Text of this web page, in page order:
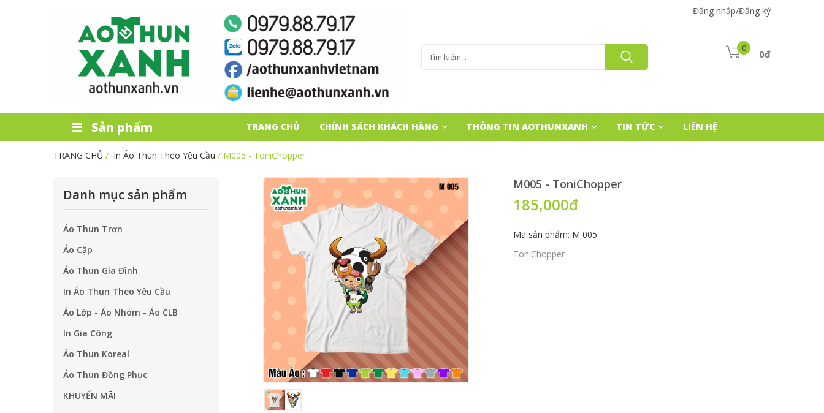
Đăng nhập/Đăng ký
0 0đ
Sản phẩm TRANG CHỦ CHÍNH SÁCH KHÁCH HÀNG THÔNG TIN AOTHUNXANH TIN TỨC LIÊN HỆ
TRANG CHỦ / In Áo Thun Theo Yêu Cầu / M005 - ToniChopper
M005 - ToniChopper
185,000đ
Mã sản phẩm: M 005
ToniChopper
Danh mục sản phẩm
Áo Thun Trơn
Áo Cặp
Áo Thun Gia Đình
In Áo Thun Theo Yêu Cầu
Áo Lớp - Áo Nhóm - Áo CLB
In Gia Công
Áo Thun Koreal
Áo Thun Đồng Phục
KHUYẾN MÃI